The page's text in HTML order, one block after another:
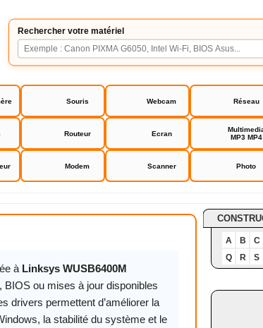
Rechercher votre matériel
Souris Webcam Réseau
Routeur Ecran
MP3 MP4
Modem Scanner Photo
à Linksys WUSB6400M
BIOS ou mises à jour disponibles
drivers permettent d’améliorer la
la stabilité du système et le
A B
C
Q
R S